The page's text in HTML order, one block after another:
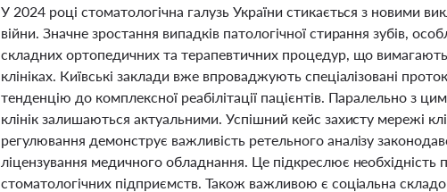
У 2024 році стоматологічна галузь України стикається з новими
війни. Значне зростання випадків патологічної стирання зубів,
складних ортопедичних та терапевтичних процедур, що вимагають
клініках. Київські заклади вже впроваджують спеціалізовані
тенденцію до комплексної реабілітації пацієнтів. Паралельно з
клінік залишаються актуальними. Успішний кейс захисту мережі
регулювання демонструє важливість ретельного аналізу
ліцензування медичного обладнання. Це підкреслює
стоматологічних підприємств. Також важливою є соціальна